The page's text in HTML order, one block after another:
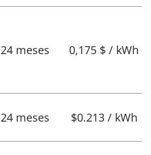
24 meses 0,175 $ / kWh
24 meses $0.213 / kWh